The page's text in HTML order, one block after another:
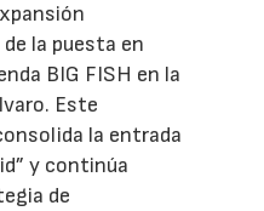
la puesta en
BIG FISH en la
Este
la entrada
y continúa
de